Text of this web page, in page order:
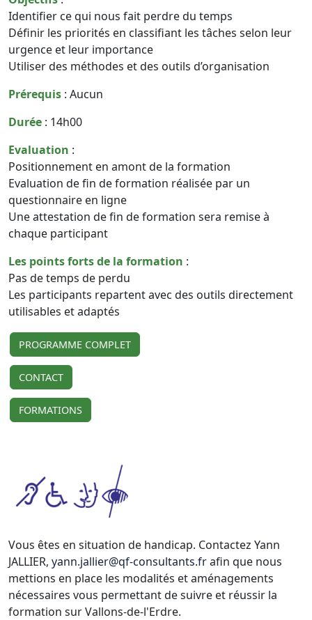
Identifier ce qui nous fait perdre du temps
Définir les priorités en classifiant les tâches selon leur
urgence et leur importance
Utiliser des méthodes et des outils d’organisation
Prérequis : Aucun
Durée : 14h00
Evaluation :
Positionnement en amont de la formation
Evaluation de fin de formation réalisée par un
questionnaire en ligne
Une attestation de fin de formation sera remise à
chaque participant
Les points forts de la formation :
Pas de temps de perdu
Les participants repartent avec des outils directement
utilisables et adaptés
PROGRAMME COMPLET
CONTACT
FORMATIONS
Vous êtes en situation de handicap. Contactez Yann
JALLIER, yann.jallier@qf-consultants.frafin que nous
mettions en place les modalités et aménagements
nécessaires vous permettant de suivre et réussir la
formation sur Vallons-de-l'Erdre.